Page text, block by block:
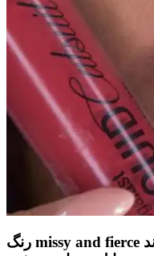
رنگ missy and fierce رژ لب مات مایع مگالست وت اند